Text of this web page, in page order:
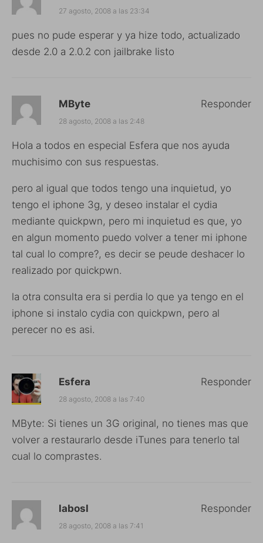
27 agosto, 2008 a las 23:34
pues no pude esperar y ya hize todo, actualizado
desde 2.0 a 2.0.2 con jailbrake listo
MByte
28 agosto, 2008 a las 2:48
Hola a todos en especial Esfera que nos ayuda
muchisimo con sus respuestas.
pero al igual que todos tengo una inquietud, yo
tengo el iphone 3g, y deseo instalar el cydia
mediante quickpwn, pero mi inquietud es que, yo
en algun momento puedo volver a tener mi iphone
tal cual lo compre?, es decir se peude deshacer lo
realizado por quickpwn.
la otra consulta era si perdia lo que ya tengo en el
iphone si instalo cydia con quickpwn, pero al
perecer no es asi.
Responder
Esfera
28 agosto, 2008 a las 7:40
MByte: Si tienes un 3G original, no tienes mas que
volver a restaurarlo desde iTunes para tenerlo tal
cual lo comprastes.
Responder
labosl
28 agosto, 2008 a las 7:41
Responder